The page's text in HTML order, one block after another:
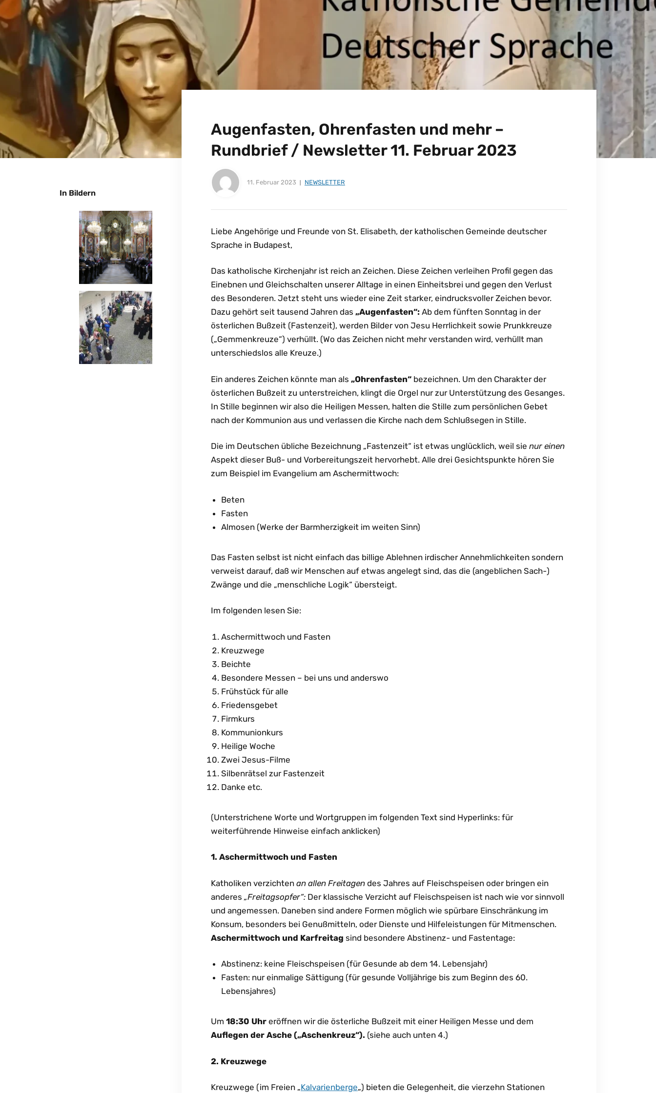
Augenfasten, Ohrenfasten und mehr –
Rundbrief / Newsletter 11. Februar 2023
11. Februar 2023 NEWSLETTER
Liebe Angehörige und Freunde von St. Elisabeth, der katholischen Gemeinde deutscher
Sprache in Budapest,
Das katholische Kirchenjahr ist reich an Zeichen. Diese Zeichen verleihen Profil gegen das
Einebnen und Gleichschalten unserer Alltage in einen Einheitsbrei und gegen den Verlust
des Besonderen. Jetzt steht uns wieder eine Zeit starker, eindrucksvoller Zeichen bevor.
Dazu gehört seit tausend Jahren das „Augenfasten“: Ab dem fünften Sonntag in der
österlichen Bußzeit (Fastenzeit), werden Bilder von Jesu Herrlichkeit sowie Prunkkreuze
(„Gemmenkreuze“) verhüllt. (Wo das Zeichen nicht mehr verstanden wird, verhüllt man
unterschiedslos alle Kreuze.)
Ein anderes Zeichen könnte man als „Ohrenfasten“ bezeichnen. Um den Charakter der
österlichen Bußzeit zu unterstreichen, klingt die Orgel nur zur Unterstützung des Gesanges.
In Stille beginnen wir also die Heiligen Messen, halten die Stille zum persönlichen Gebet
nach der Kommunion aus und verlassen die Kirche nach dem Schlußsegen in Stille.
Die im Deutschen übliche Bezeichnung „Fastenzeit“ ist etwas unglücklich, weil sie nur einen
Aspekt dieser Buß- und Vorbereitungszeit hervorhebt. Alle drei Gesichtspunkte hören Sie
zum Beispiel im Evangelium am Aschermittwoch:
Beten
Fasten
Almosen (Werke der Barmherzigkeit im weiten Sinn)
Das Fasten selbst ist nicht einfach das billige Ablehnen irdischer Annehmlichkeiten sondern
verweist darauf, daß wir Menschen auf etwas angelegt sind, das die (angeblichen Sach-)
Zwänge und die „menschliche Logik“ übersteigt.
Im folgenden lesen Sie:
Aschermittwoch und Fasten
Kreuzwege
Beichte
Besondere Messen – bei uns und anderswo
Frühstück für alle
Friedensgebet
Firmkurs
Kommunionkurs
Heilige Woche
Zwei Jesus-Filme
Silbenrätsel zur Fastenzeit
Danke etc.
(Unterstrichene Worte und Wortgruppen im folgenden Text sind Hyperlinks: für
weiterführende Hinweise einfach anklicken)
1. Aschermittwoch und Fasten
Katholiken verzichten an allen Freitagen des Jahres auf Fleischspeisen oder bringen ein
anderes „Freitagsopfer“: Der klassische Verzicht auf Fleischspeisen ist nach wie vor sinnvoll
und angemessen. Daneben sind andere Formen möglich wie spürbare Einschränkung im
Konsum, besonders bei Genußmitteln, oder Dienste und Hilfeleistungen für Mitmenschen.
Aschermittwoch und Karfreitag sind besondere Abstinenz- und Fastentage:
Abstinenz: keine Fleischspeisen (für Gesunde ab dem 14. Lebensjahr)
Fasten: nur einmalige Sättigung (für gesunde Volljährige bis zum Beginn des 60.
Lebensjahres)
Um 18:30 Uhr eröffnen wir die österliche Bußzeit mit einer Heiligen Messe und dem
Auflegen der Asche („Aschenkreuz“). (siehe auch unten 4.)
2. Kreuzwege
Kreuzwege (im Freien „Kalvarienberge„) bieten die Gelegenheit, die vierzehn Stationen
In Bildern